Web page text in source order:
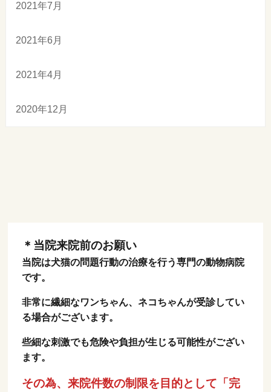
2021年7月
2021年6月
2021年4月
2020年12月
＊当院来院前のお願い
当院は犬猫の問題行動の治療を行う専門の動物病院
です。
非常に繊細なワンちゃん、ネコちゃんが受診してい
る場合がございます。
些細な刺激でも危険や負担が生じる可能性がござい
ます。
その為、来院件数の制限を目的として「完